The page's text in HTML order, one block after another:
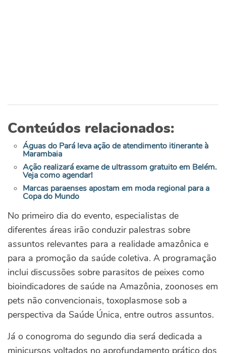
Conteúdos relacionados:
Águas do Pará leva ação de atendimento itinerante à
Marambaia
Ação realizará exame de ultrassom gratuito em Belém.
Veja como agendar!
Marcas paraenses apostam em moda regional para a
Copa do Mundo
No primeiro dia do evento, especialistas de
diferentes áreas irão conduzir palestras sobre
assuntos relevantes para a realidade amazônica e
para a promoção da saúde coletiva. A programação
inclui discussões sobre parasitos de peixes como
bioindicadores de saúde na Amazônia, zoonoses em
pets não convencionais, toxoplasmose sob a
perspectiva da Saúde Única, entre outros assuntos.
Já o conogroma do segundo dia será dedicada a